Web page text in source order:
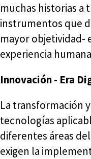
muchas historias a
instrumentos que
mayor objetividad-
experiencia
Innovación - Era
La transformación
tecnologías
diferentes áreas
exigen la